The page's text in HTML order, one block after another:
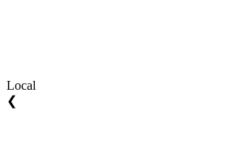
Local
❮